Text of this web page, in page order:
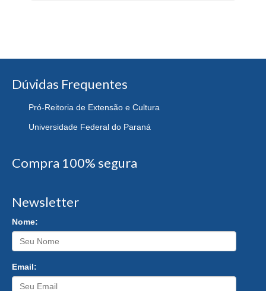
Dúvidas Frequentes
Pró-Reitoria de Extensão e Cultura
Universidade Federal do Paraná
Compra 100% segura
Newsletter
Nome:
Email: